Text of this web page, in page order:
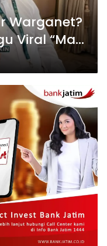
Warganet?
Viral “Mas